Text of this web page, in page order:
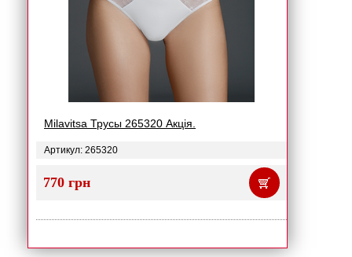
Milavitsa Трусы 265320 Акція.
Артикул: 265320
770 грн